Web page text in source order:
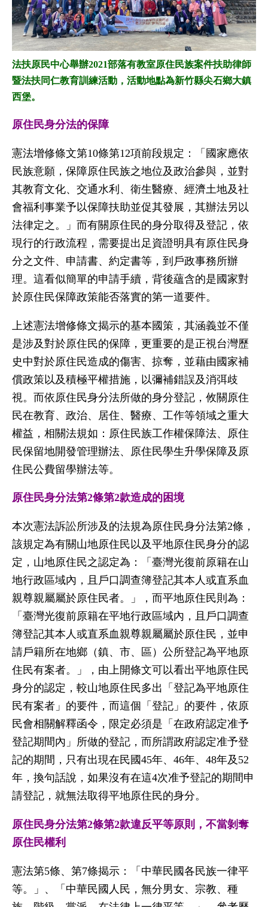
法扶原民中心舉辦2021部落有教室原住民族案件扶助律師
暨法扶同仁教育訓練活動，活動地點為新竹縣尖石鄉大鎮
西堡。
原住民身分法的保障
憲法增修條文第10條第12項前段規定：「國家應依
民族意願，保障原住民族之地位及政治參與，並對
其教育文化、交通水利、衛生醫療、經濟土地及社
會福利事業予以保障扶助並促其發展，其辦法另以
法律定之。」而有關原住民的身分取得及登記，依
現行的行政流程，需要提出足資證明具有原住民身
分之文件、申請書、約定書等，到戶政事務所辦
理。這看似簡單的申請手續，背後蘊含的是國家對
於原住民保障政策能否落實的第一道要件。
上述憲法增修條文揭示的基本國策，其涵義並不僅
是涉及對於原住民的保障，更重要的是正視台灣歷
史中對於原住民造成的傷害、掠奪，並藉由國家補
償政策以及積極平權措施，以彌補錯誤及消弭歧
視。而依原住民身分法所做的身分登記，攸關原住
民在教育、政治、居住、醫療、工作等領域之重大
權益，相關法規如：原住民族工作權保障法、原住
民保留地開發管理辦法、原住民學生升學保障及原
住民公費留學辦法等。
原住民身分法第2條第2款造成的困境
本次憲法訴訟所涉及的法規為原住民身分法第2條，
該規定為有關山地原住民以及平地原住民身分的認
定，山地原住民之認定為：「臺灣光復前原籍在山
地行政區域內，且戶口調查簿登記其本人或直系血
親尊親屬屬於原住民者。」，而平地原住民則為：
「臺灣光復前原籍在平地行政區域內，且戶口調查
簿登記其本人或直系血親尊親屬屬於原住民，並申
請戶籍所在地鄉（鎮、市、區）公所登記為平地原
住民有案者。」，由上開條文可以看出平地原住民
身分的認定，較山地原住民多出「登記為平地原住
民有案者」的要件，而這個「登記」的要件，依原
民會相關解釋函令，限定必須是「在政府認定准予
登記期間內」所做的登記，而所謂政府認定准予登
記的期間，只有出現在民國45年、46年、48年及52
年，換句話說，如果沒有在這4次准予登記的期間申
請登記，就無法取得平地原住民的身分。
原住民身分法第2條第2款違反平等原則，不當剝奪
原住民權利
憲法第5條、第7條揭示：「中華民國各民族一律平
等。」、「中華民國人民，無分男女、宗教、種